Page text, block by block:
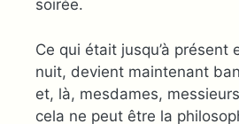
soirée.
Ce qui était jusqu’à présent
nuit, devient maintenant
et, là, mesdames,
cela ne peut être la